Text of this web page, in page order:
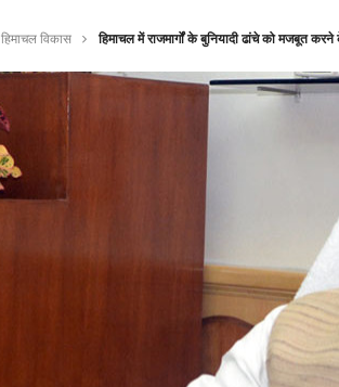
हिमाचल विकास हिमाचल में राजमार्गों के बुनियादी ढांचे को मजबूत करने